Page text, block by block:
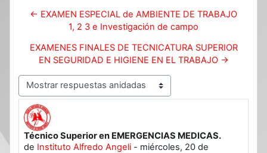
← EXAMEN ESPECIAL de AMBIENTE DE TRABAJO
1, 2 3 e Investigación de campo
EXAMENES FINALES DE TECNICATURA SUPERIOR
EN SEGURIDAD E HIGIENE EN EL TRABAJO →
Mostrar modo
Técnico Superior en EMERGENCIAS MEDICAS.
de Instituto Alfredo Angeli - miércoles, 20 de
Número de respuestas: 0